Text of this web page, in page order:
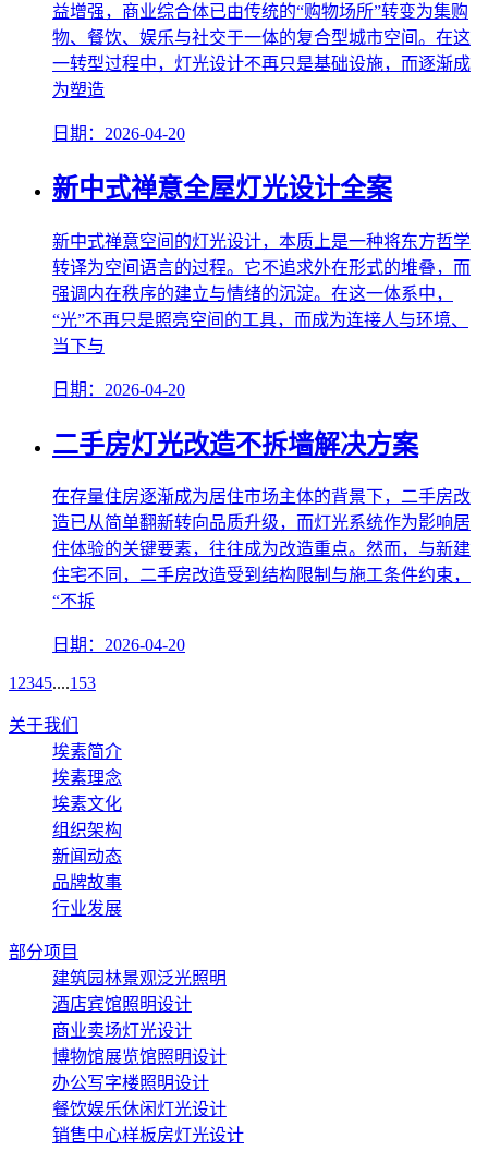
益增强，商业综合体已由传统的“购物场所”转变为集购
物、餐饮、娱乐与社交于一体的复合型城市空间。在这
一转型过程中，灯光设计不再只是基础设施，而逐渐成
为塑造
日期：2026-04-20
新中式禅意全屋灯光设计全案
新中式禅意空间的灯光设计，本质上是一种将东方哲学
转译为空间语言的过程。它不追求外在形式的堆叠，而
强调内在秩序的建立与情绪的沉淀。在这一体系中，
“光”不再只是照亮空间的工具，而成为连接人与环境、
当下与
日期：2026-04-20
二手房灯光改造不拆墙解决方案
在存量住房逐渐成为居住市场主体的背景下，二手房改
造已从简单翻新转向品质升级，而灯光系统作为影响居
住体验的关键要素，往往成为改造重点。然而，与新建
住宅不同，二手房改造受到结构限制与施工条件约束，
“不拆
日期：2026-04-20
12345....153
关于我们
埃素简介
埃素理念
埃素文化
组织架构
新闻动态
品牌故事
行业发展
部分项目
建筑园林景观泛光照明
酒店宾馆照明设计
商业卖场灯光设计
博物馆展览馆照明设计
办公写字楼照明设计
餐饮娱乐休闲灯光设计
销售中心样板房灯光设计